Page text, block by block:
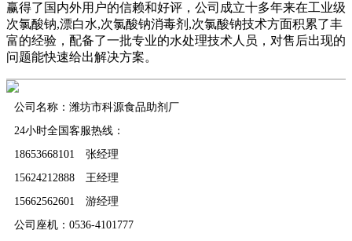
赢得了国内外用户的信赖和好评，公司成立十多年来在工业级
次氯酸钠,漂白水,次氯酸钠消毒剂,次氯酸钠技术方面积累了丰
富的经验，配备了一批专业的水处理技术人员，对售后出现的
问题能快速给出解决方案。
公司名称：潍坊市科源食品助剂厂
24小时全国客服热线：
18653668101 张经理
15624212888 王经理
15662562601 游经理
公司座机：0536-4101777